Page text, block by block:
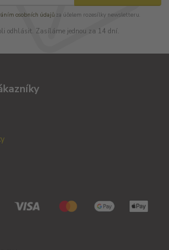
osobních údajůza účelem rozesílky newsletteru.
odhlásit. Zasíláme jednou za 14 dní.